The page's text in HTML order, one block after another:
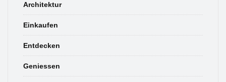
Architektur
Einkaufen
Entdecken
Geniessen